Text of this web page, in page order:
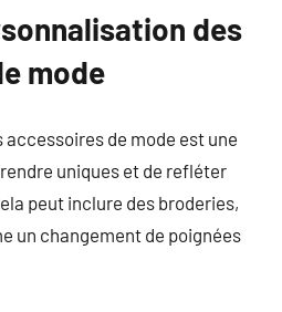
des
mode
de mode est une
uniques et de refléter
peut inclure des broderies,
un changement de poignées